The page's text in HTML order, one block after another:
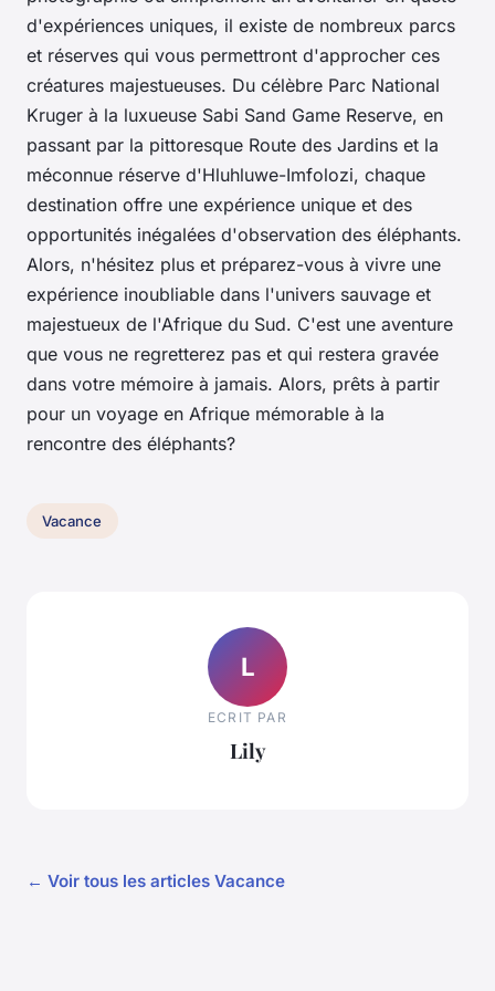
d'expériences uniques, il existe de nombreux parcs
et réserves qui vous permettront d'approcher ces
créatures majestueuses. Du célèbre Parc National
Kruger à la luxueuse Sabi Sand Game Reserve, en
passant par la pittoresque Route des Jardins et la
méconnue réserve d'Hluhluwe-Imfolozi, chaque
destination offre une expérience unique et des
opportunités inégalées d'observation des éléphants.
Alors, n'hésitez plus et préparez-vous à vivre une
expérience inoubliable dans l'univers sauvage et
majestueux de l'Afrique du Sud. C'est une aventure
que vous ne regretterez pas et qui restera gravée
dans votre mémoire à jamais. Alors, prêts à partir
pour un voyage en Afrique mémorable à la
rencontre des éléphants?
Vacance
L
ECRIT PAR
Lily
← Voir tous les articles Vacance